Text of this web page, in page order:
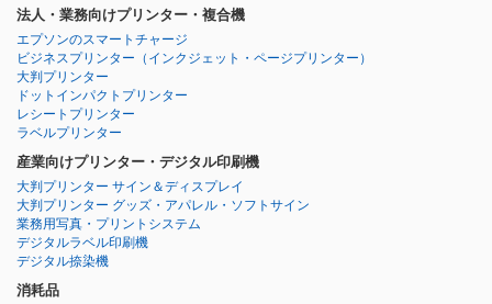
法人・業務向けプリンター・複合機
エプソンのスマートチャージ
ビジネスプリンター （インクジェット・ページプリンター）
大判プリンター
ドットインパクトプリンター
レシートプリンター
ラベルプリンター
産業向けプリンター・デジタル印刷機
大判プリンター サイン＆ディスプレイ
大判プリンター グッズ・アパレル・ソフトサイン
業務用写真・プリントシステム
デジタルラベル印刷機
デジタル捺染機
消耗品